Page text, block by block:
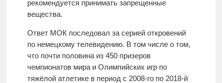
рекомендуется принимать запрещенные
вещества.
Ответ МОК последовал за серией откровений
по немецкому телевидению. В том числе о том,
что почти половина из 450 призеров
чемпионатов мира и Олимпийских игр по
тяжёлой атлетике в период с 2008-го по 2018-й